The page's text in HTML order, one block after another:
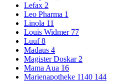
Lefax 2
Leo Pharma 1
Linola 11
Louis Widmer 77
Luuf8
Madaus 4
Magister Doskar 2
Mama Aua 16
Marienapotheke 1140 144